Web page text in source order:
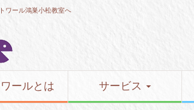
ワール鴻巣小松教室へ
ールとは サービス